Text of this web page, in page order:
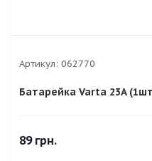
Артикул: 062770
Батарейка Varta 23A
89грн.